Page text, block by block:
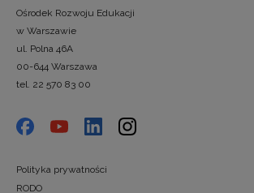
Ośrodek Rozwoju Edukacji
w Warszawie
ul. Polna 46A
00-644 Warszawa
tel. 22 570 83 00
Polityka prywatności
RODO